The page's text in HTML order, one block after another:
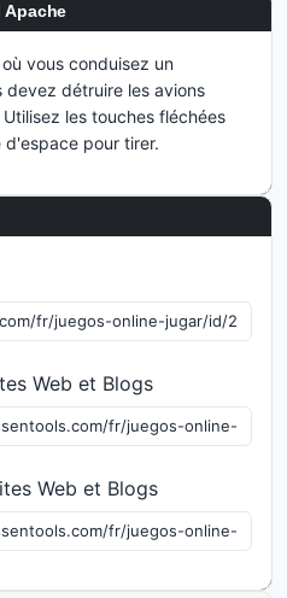
Apache
vous conduisez un
devez détruire les avions
les touches fléchées
pour tirer.
Web et Blogs
Web et Blogs